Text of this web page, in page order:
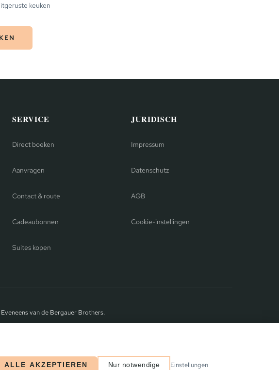
keuken
SERVICE
Direct boeken
Aanvragen
Contact & route
Cadeaubonnen
Suites kopen
JURIDISCH
Impressum
Datenschutz
AGB
Cookie-instellingen
van de Bergauer Brothers.
ALLE AKZEPTIEREN Nur notwendige Einstellungen